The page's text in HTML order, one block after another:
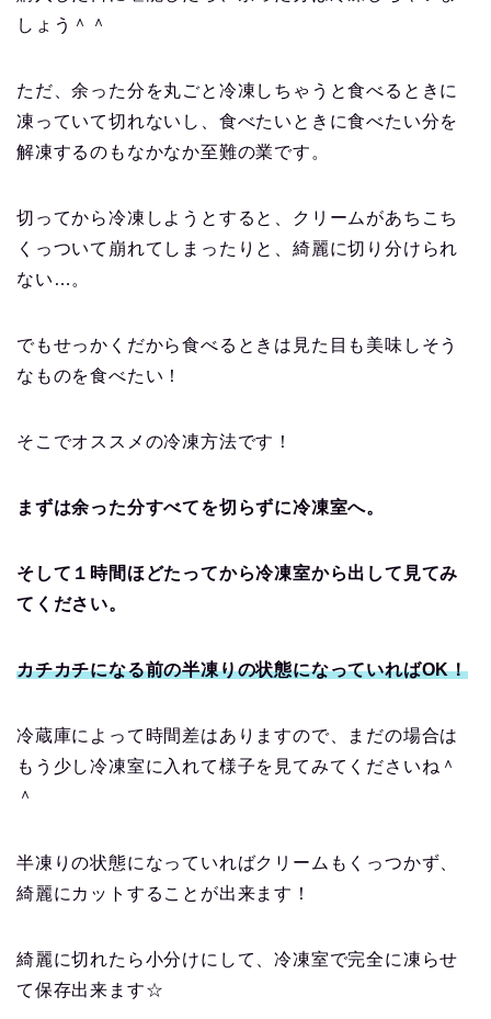
しょう＾＾
ただ、余った分を丸ごと冷凍しちゃうと食べるときに
凍っていて切れないし、食べたいときに食べたい分を
解凍するのもなかなか至難の業です。
切ってから冷凍しようとすると、クリームがあちこち
くっついて崩れてしまったりと、綺麗に切り分けられ
ない…。
でもせっかくだから食べるときは見た目も美味しそう
なものを食べたい！
そこでオススメの冷凍方法です！
まずは余った分すべてを切らずに冷凍室へ。
そして１時間ほどたってから冷凍室から出して見てみ
てください。
カチカチになる前の半凍りの状態になっていればOK！
冷蔵庫によって時間差はありますので、まだの場合は
もう少し冷凍室に入れて様子を見てみてくださいね＾
＾
半凍りの状態になっていればクリームもくっつかず、
綺麗にカットすることが出来ます！
綺麗に切れたら小分けにして、冷凍室で完全に凍らせ
て保存出来ます☆